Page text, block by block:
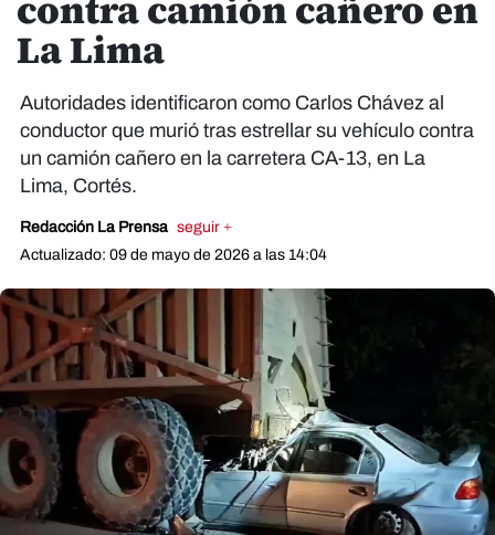
La Lima
Autoridades identificaron como Carlos Chávez al
conductor que murió tras estrellar su vehículo contra
un camión cañero en la carretera CA-13, en La
Lima, Cortés.
Redacción La Prensa seguir +
Actualizado: 09 de mayo de 2026 a las 14:04